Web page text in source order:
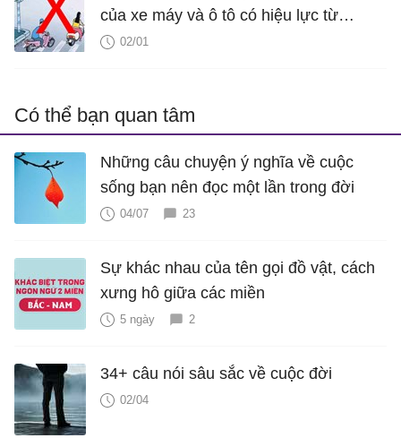
của xe máy và ô tô có hiệu lực từ
1/1/2020
02/01
Có thể bạn quan tâm
Những câu chuyện ý nghĩa về cuộc
sống bạn nên đọc một lần trong đời
04/07 23
Sự khác nhau của tên gọi đồ vật, cách
xưng hô giữa các miền
5 ngày 2
34+ câu nói sâu sắc về cuộc đời
02/04